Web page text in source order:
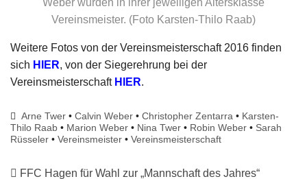
Weber wurden in ihrer jeweiligen Altersklasse
Vereinsmeister. (Foto Karsten-Thilo Raab)
Weitere Fotos von der Vereinsmeisterschaft 2016 finden
sich HIER, von der Siegerehrung bei der
Vereinsmeisterschaft HIER.
Arne Twer •Calvin Weber •Christopher Zentarra • Karsten-
Thilo Raab • Marion Weber • Nina Twer • Robin Weber • Sarah
Rüsseler • Vereinsmeister • Vereinsmeisterschaft
FFC Hagen für Wahl zur „Mannschaft des Jahres“